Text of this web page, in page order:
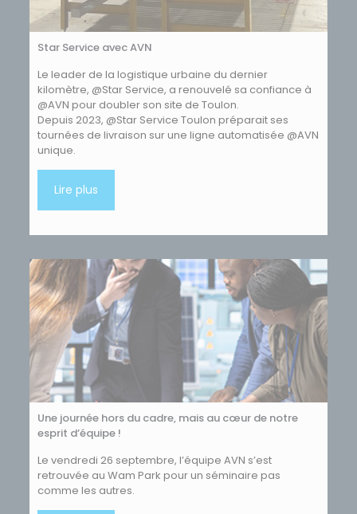
Star Service avec AVN
Le leader de la logistique urbaine du dernier
kilomètre, @Star Service, a renouvelé sa confiance à
@AVN pour doubler son site de Toulon.
Depuis 2023, @Star Service Toulon préparait ses
tournées de livraison sur une ligne automatisée @AVN
unique.
Lire plus
Une journée hors du cadre, mais au cœur de notre
esprit d’équipe !
Le vendredi 26 septembre, l’équipe AVN s’est
retrouvée au Wam Park pour un séminaire pas
comme les autres.